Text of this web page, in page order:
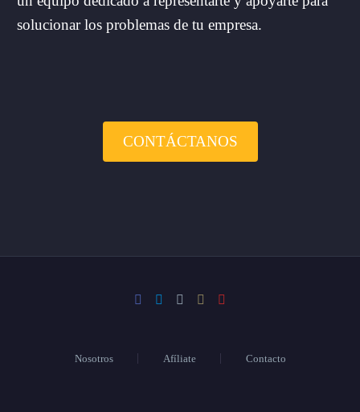
solucionar los problemas de tu empresa.
CONTÁCTANOS
Nosotros Afíliate Contacto